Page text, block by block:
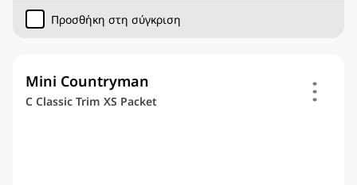
Προσθήκη στη σύγκριση
Mini Countryman
C Classic Trim XS Packet